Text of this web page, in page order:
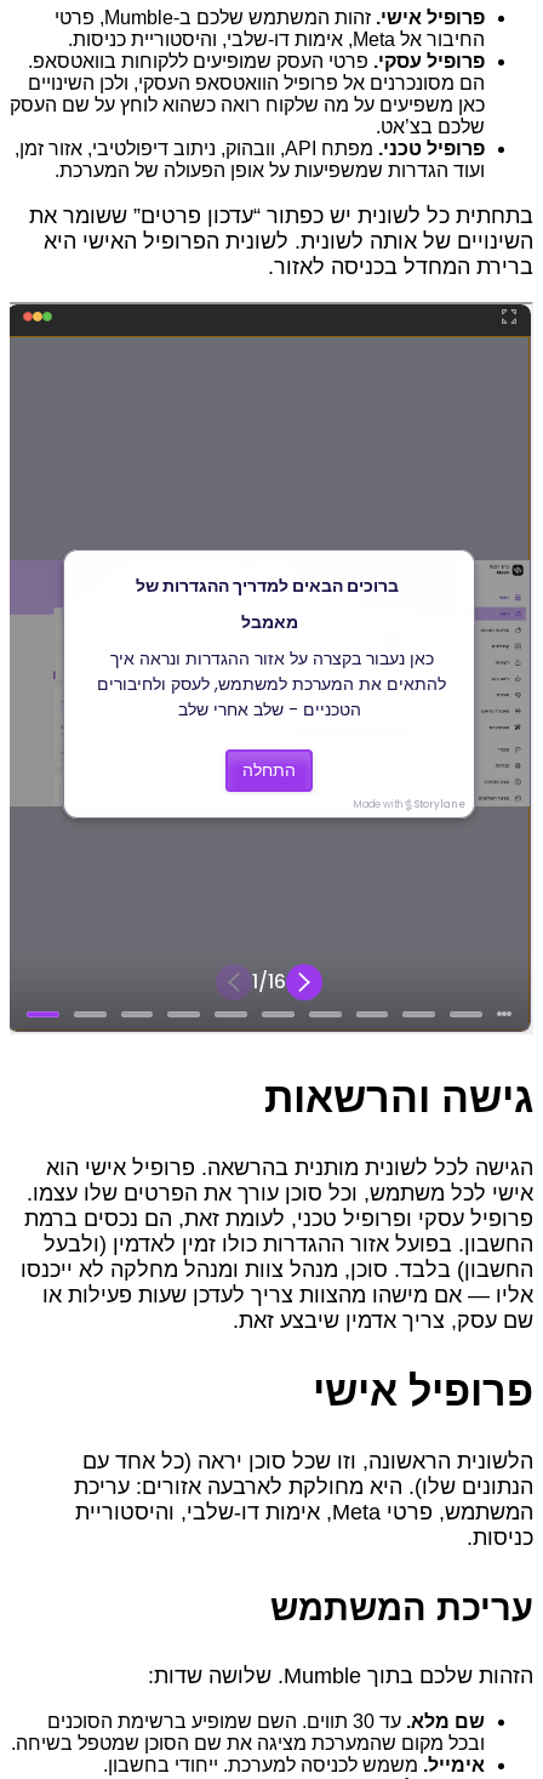
פרופיל אישי.
זהות המשתמש שלכם ב‑Mumble, פרטי
החיבור אל Meta, אימות דו-שלבי, והיסטוריית כניסות.
פרופיל עסקי. פרטי העסק שמופיעים ללקוחות בוואטסאפ.
הם מסונכרנים אל פרופיל הוואטסאפ העסקי, ולכן השינויים
כאן משפיעים על מה שלקוח רואה כשהוא לוחץ על שם העסק
שלכם בצ’אט.
פרופיל טכני.
מפתח API, וובהוק, ניתוב דיפולטיבי, אזור זמן,
ועוד הגדרות שמשפיעות על אופן הפעולה של המערכת.
בתחתית כל לשונית יש כפתור “עדכון פרטים” ששומר את
השינויים של אותה לשונית. לשונית הפרופיל האישי היא
ברירת המחדל בכניסה לאזור.
גישה והרשאות
הגישה לכל לשונית מותנית בהרשאה. פרופיל אישי הוא
אישי לכל משתמש, וכל סוכן עורך את הפרטים שלו עצמו.
פרופיל עסקי ופרופיל טכני, לעומת זאת, הם נכסים ברמת
החשבון. בפועל אזור ההגדרות כולו זמין לאדמין (ולבעל
החשבון) בלבד. סוכן, מנהל צוות ומנהל מחלקה לא ייכנסו
אליו — אם מישהו מהצוות צריך לעדכן שעות פעילות או
שם עסק, צריך אדמין שיבצע זאת.
פרופיל אישי
הלשונית הראשונה, וזו שכל סוכן יראה (כל אחד עם
הנתונים שלו). היא מחולקת לארבעה אזורים: עריכת
המשתמש, פרטי Meta, אימות דו-שלבי, והיסטוריית
כניסות.
עריכת המשתמש
הזהות שלכם בתוך Mumble. שלושה שדות:
שם מלא.
עד 30 תווים. השם שמופיע ברשימת הסוכנים
ובכל מקום שהמערכת מציגה את שם הסוכן שמטפל בשיחה.
אימייל. משמש לכניסה למערכת. ייחודי בחשבון.